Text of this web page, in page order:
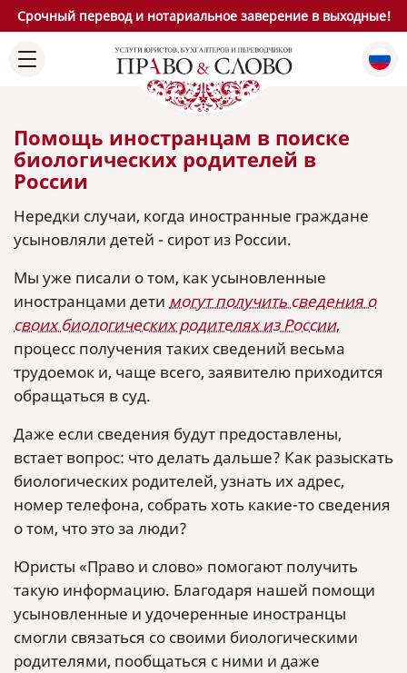
Срочный перевод и нотариальное заверение в выходные!
Помощь иностранцам в поиске
биологических родителей в
России
Нередки случаи, когда иностранные граждане
усыновляли детей - сирот из России.
Мы уже писали о том, как усыновленные
иностранцами дети могут получить сведения о
своих биологических родителях из России,
процесс получения таких сведений весьма
трудоемок и, чаще всего, заявителю приходится
обращаться в суд.
Даже если сведения будут предоставлены,
встает вопрос: что делать дальше? Как разыскать
биологических родителей, узнать их адрес,
номер телефона, собрать хоть какие-то сведения
о том, что это за люди?
Юристы «Право и слово» помогают получить
такую информацию. Благодаря нашей помощи
усыновленные и удочеренные иностранцы
смогли связаться со своими биологическими
родителями, пообщаться с ними и даже